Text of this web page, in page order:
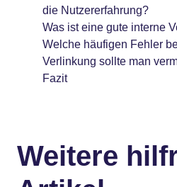
die Nutzererfahrung?
Was ist eine gute interne
Welche häufigen Fehler
Verlinkung sollte man
Fazit
Weitere